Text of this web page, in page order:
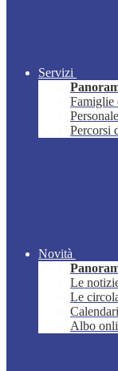
Servizi
Famiglie
Percorsi
Novità
Le
Le
Albo